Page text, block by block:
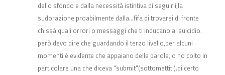
dello sfondo e dalla necessità istintiva di seguirli,la
sudorazione proabilmente dalla…fifa di trovarsi di fronte
chissà quali orrori o messaggi che ti inducano al suicidio.
però devo dire che guardando il terzo livello,per alcuni
momenti è evidente che appaiano delle parole,io ho colto in
particolare una che diceva "submit"(sottomettiti).di certo